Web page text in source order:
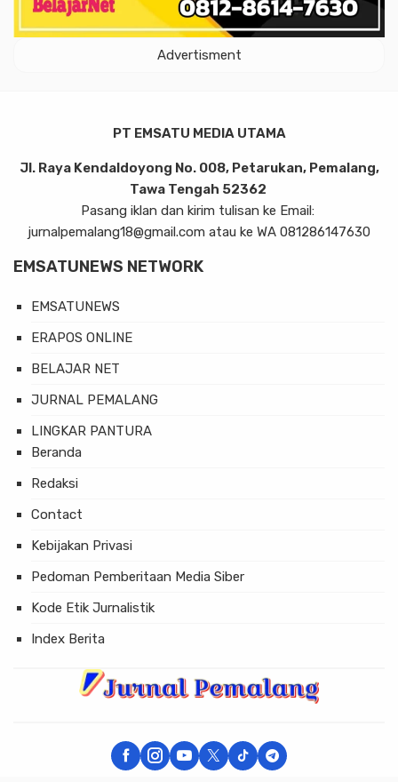
Advertisment
PT EMSATU MEDIA UTAMA
Jl. Raya Kendaldoyong No. 008, Petarukan, Pemalang,
Tawa Tengah 52362
Pasang iklan dan kirim tulisan ke Email:
jurnalpemalang18@gmail.com atau ke WA 081286147630
EMSATUNEWS NETWORK
EMSATUNEWS
ERAPOS ONLINE
BELAJAR NET
JURNAL PEMALANG
LINGKAR PANTURA
Beranda
Redaksi
Contact
Kebijakan Privasi
Pedoman Pemberitaan Media Siber
Kode Etik Jurnalistik
Index Berita